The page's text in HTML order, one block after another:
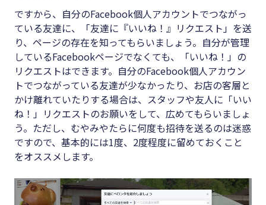
ですから、自分のFacebook個人アカウントでつながっ
ている友達に、「友達に『いいね！』リクエスト」を送
り、ページの存在を知ってもらいましょう。自分が管理
しているFacebookページでなくても、「いいね！」の
リクエストはできます。自分のFacebook個人アカウン
トでつながっている友達が少なかったり、お店の客層と
かけ離れていたりする場合は、スタッフや友人に「いい
ね！」リクエストのお願いをして、広めてもらいましょ
う。ただし、むやみやたらに何度も招待を送るのは迷惑
ですので、基本的には1度、2度程度に留めておくこと
をオススメします。